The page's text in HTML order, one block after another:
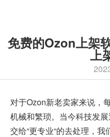
免费的Ozon上架
上
对于Ozon新老卖家来说，
机械和繁琐。当今科技发
交给“更专业“的去处理，